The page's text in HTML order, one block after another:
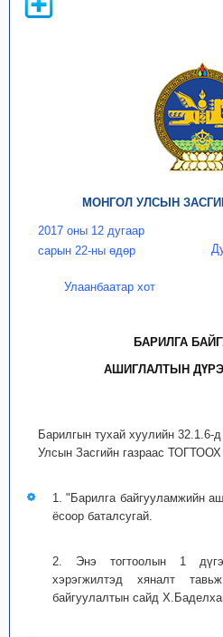
МОНГОЛ УЛСЫН
2017 оны 12 дугаар
сарын 22-ны өдөр
Улаанбаатар хот
БАРИЛГА
АШИГЛАЛТЫН
Барилгын тухай хуулийн 32.1.6-
Улсын Засгийн газраас ТОГТООХ
1. "Барилга байгууламжийн
ёсоор баталсугай.
2. Энэ тогтоолын 1
хэрэгжилтэд хяналт
байгуулалтын сайд